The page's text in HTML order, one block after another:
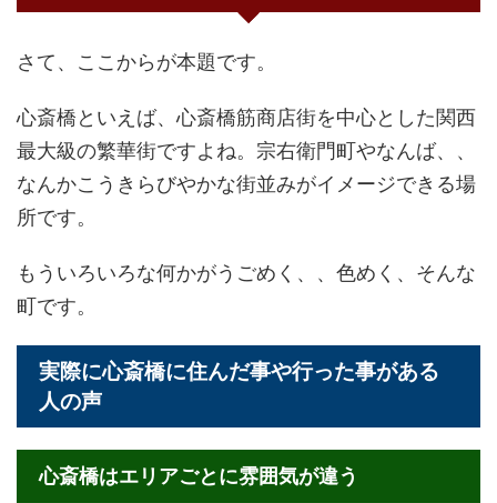
さて、ここからが本題です。
心斎橋といえば、心斎橋筋商店街を中心とした関西
最大級の繁華街ですよね。宗右衛門町やなんば、、
なんかこうきらびやかな街並みがイメージできる場
所です。
もういろいろな何かがうごめく、、色めく、そんな
町です。
実際に心斎橋に住んだ事や行った事がある
人の声
心斎橋はエリアごとに雰囲気が違う